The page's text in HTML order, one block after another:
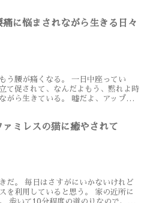
痛に悩まされながら生きる日々
う腰が痛くなる。 一日中座ってい
て促されて、なんだよもう、黙れよ時
がら生きている。 嘘だよ、アップル
ァミレスの猫に癒やされて
だ。 毎日はさすがにいかないけれど
を利用していると思う。 家の近所に